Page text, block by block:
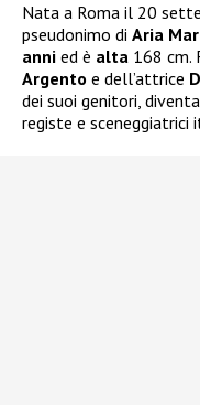
Nata a Roma il 20
pseudonimo di Aria
anni ed è alta 168 cm.
Argento e dell’attrice
dei suoi genitori,
registe e sceneggiatrici